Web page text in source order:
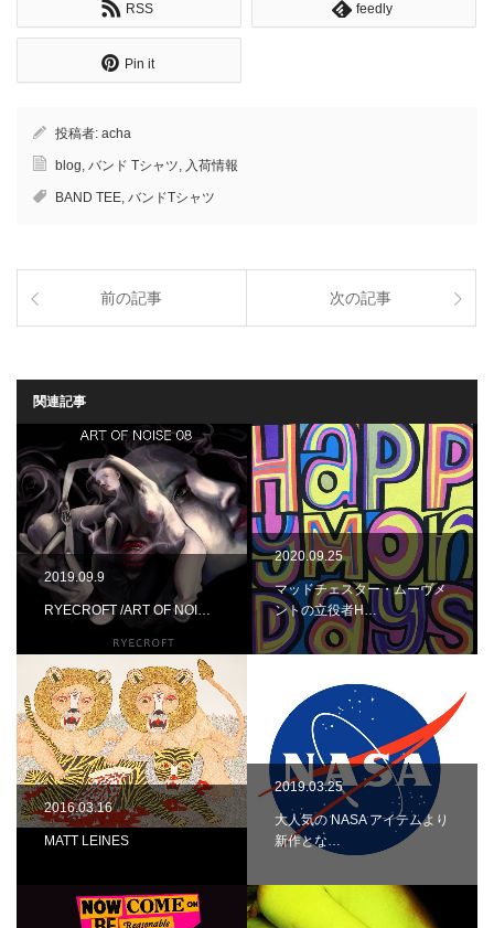
RSS feedly
Pin it
投稿者: acha
blog, バンド Tシャツ, 入荷情報
BAND TEE, バンドTシャツ
前の記事 次の記事
関連記事
2019.09.9
RYECROFT /ART OF NOI…
2020.09.25
マッドチェスター・ムーヴメ
ントの立役者H…
2016.03.16
MATT LEINES
2019.03.25
大人気の NASA アイテムより
新作とな…